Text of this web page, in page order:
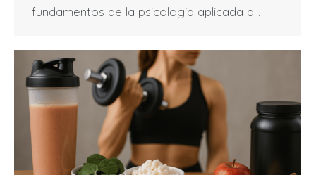
fundamentos de la psicología aplicada al…